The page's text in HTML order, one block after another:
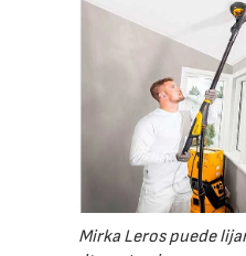
Mirka Leros puede